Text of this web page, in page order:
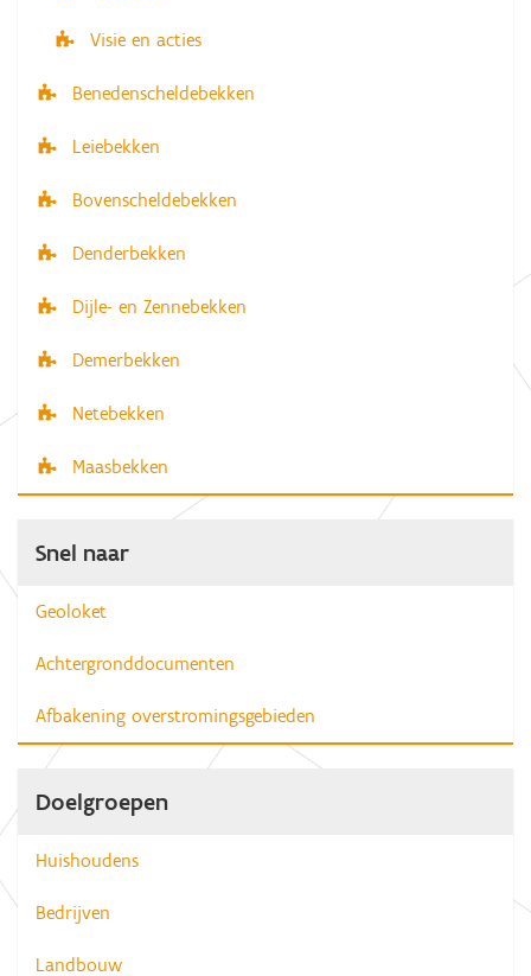
Visie en acties
Benedenscheldebekken
Leiebekken
Bovenscheldebekken
Denderbekken
Dijle- en Zennebekken
Demerbekken
Netebekken
Maasbekken
Snel naar
Geoloket
Achtergronddocumenten
Afbakening overstromingsgebieden
Doelgroepen
Huishoudens
Bedrijven
Landbouw